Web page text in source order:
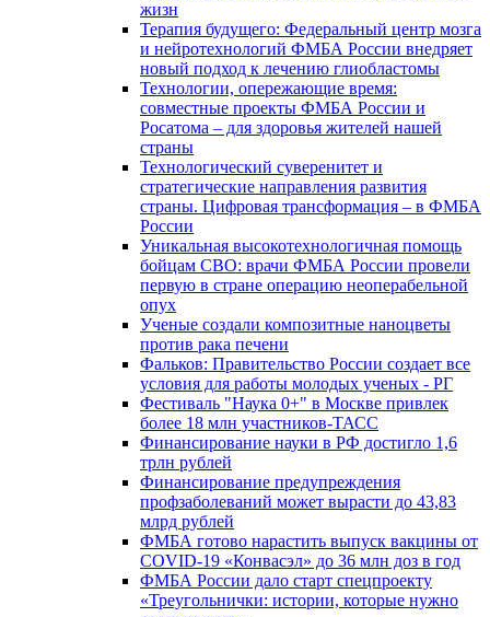
жизн
Терапия будущего: Федеральный центр мозга
и нейротехнологий ФМБА России внедряет
новый подход к лечению глиобластомы
Технологии, опережающие время:
совместные проекты ФМБА России и
Росатома – для здоровья жителей нашей
страны
Технологический суверенитет и
стратегические направления развития
страны. Цифровая трансформация – в ФМБА
России
Уникальная высокотехнологичная помощь
бойцам СВО: врачи ФМБА России провели
первую в стране операцию неоперабельной
опух
Ученые создали композитные наноцветы
против рака печени
Фальков: Правительство России создает все
условия для работы молодых ученых - РГ
Фестиваль "Наука 0+" в Москве привлек
более 18 млн участников-ТАСС
Финансирование науки в РФ достигло 1,6
трлн рублей
Финансирование предупреждения
профзаболеваний может вырасти до 43,83
млрд рублей
ФМБА готово нарастить выпуск вакцины от
COVID-19 «Конвасэл» до 36 млн доз в год
ФМБА России дало старт спецпроекту
«Треугольнички: истории, которые нужно